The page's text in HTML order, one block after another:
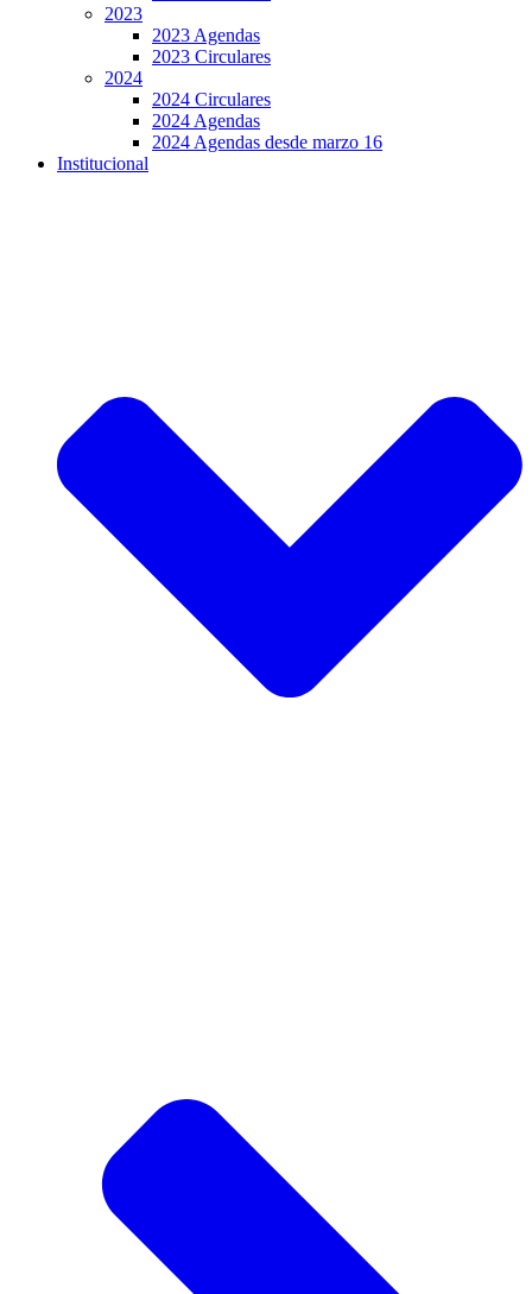
2023
2023 Agendas
2023 Circulares
2024
2024 Circulares
2024 Agendas
2024 Agendas desde marzo 16
Institucional